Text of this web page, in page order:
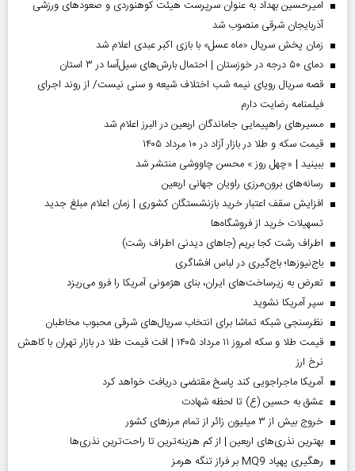
امیرحسین بهداد به عنوان سرپرست هیئت کوهنوردی و صعودهای ورزشی
آذربایجان شرقی منصوب شد
زمان پخش سریال «ماه عسل» با بازی اکبر عبدی اعلام شد
دمای ۵۰ درجه در خوزستان | احتمال بارش‌های سیل‌آسا در ۳ استان
قصه سریال رویای نیمه شب اختلاف شیعه و سنی نیست/ از روند اجرای
فیلمنامه رضایت دارم
مسیر‌های راهپیمایی جاماندگان اربعین در البرز اعلام شد
قیمت سکه و طلا در بازار آزاد در ۱۰ مرداد ۱۴۰۵
ببینید | «چهل روز » محسن چاووشی منتشر شد
رسانه‌های برون‌مرزی راویان جهانی اربعین
افزایش سقف اعتبار خرید بازنشستگان کشوری | زمان اعلام مبلغ جدید
تسهیلات خرید از فروشگاه‌ها
اطراف رشت کجا بریم (جاهای دیدنی اطراف رشت)
باج‌نیوزها؛ باج‌گیری در لباس افشاگری
تعرض به زیرساخت‌های ایران، بنای هژمونی آمریکا را فرو می‌ریزد
سپر آمریکا نشوید
نظرسنجی شبکه تماشا برای انتخاب سریال‌های شرقی محبوب مخاطبان
قیمت طلا و سکه امروز ۱۱ مرداد ۱۴۰۵ | افت قیمت طلا در بازار تهران با کاهش
نرخ ارز
آمریکا ماجراجویی کند پاسخ مقتضی دریافت خواهد کرد
عشق به حسین (ع) تا لحظه شهادت
خروج بیش از ۳ میلیون زائر از تمام مرز‌های کشور
بهترین نذری‌های اربعین | از کم هزینه‌ترین تا راحت‌ترین نذری‌ها
رهگیری پهپاد MQ9 بر فراز تنگه هرمز